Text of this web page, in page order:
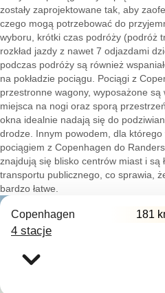
zostały zaprojektowane tak, aby
czego mogą potrzebować do
wyboru, krótki czas podróży (podróż
rozkład jazdy z nawet 7 odjazdami
podczas podróży są również
na pokładzie pociągu. Pociągi z
przestronne wagony, wyposażone
miejsca na nogi oraz sporą
okna idealnie nadają się do
drodze. Innym powodem, dla
pociągiem z Copenhagen do
znajdują się blisko centrów miast i są
transportu publicznego, co sprawia,
bardzo łatwe.
Copenhagen 181
4 stacje